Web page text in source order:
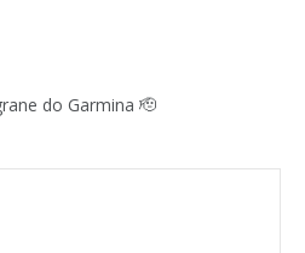
do Garmina 🫡